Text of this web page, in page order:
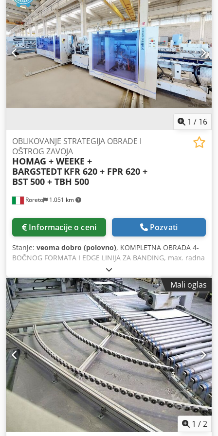
mm Broj stanica: 2 DETALJI MAŠINE Sistem upravljanja:
WINDOWS OPREMA CE oznaka Stanica za slaganje ploča
Stanica za iznošenje Sistemske vakuum čašice Vakuum
pumpa Mašina se prodaje i isporučuje u svom faktičkom i
pravnom stanju ("viđeno-kupljeno") na osnovu foto
dokumentacije i tehničke/komercijalne dokumentacije sa
opisnim karakterom. Kupac ima pravo da izvrši inspekciju
robe pre preuzimanja i preuzima odgovornost za
instalaciju, obezbeđenje i korišćenje mašine na odredištu.
1 / 16
Roreto 1.051 km
OBLIKOVANJE STRATEGIJA OBRADE I
OŠTROG ZAVOJA
HOMAG + WEEKE +
BARGSTEDT KFR 620 + FPR 620 +
BST 500 + TBH 500
Informacije o ceni Pozvati
Stanje: veoma dobro (polovno), KOMPLETNA OBRADA 4-
BOČNOG FORMATA I EDGE LINIJA ZA BANDING, max. radna
širina mm 2500, opremljena sistemom za automatsko
učitavanje i slaganje, koji se sastoji od sledećih mašina:
X04004A) Utovar gantrija (sa 2 utovarne stanice)
"BARGSTEDT" TBH 500/D/30/14 X04004B) Swivel piece
device (90° LONGITUDINAL-TRANSVERSE.) "HOMAG" Mod.
TDR31/25/12 X04004C) Odsečena testera (razdelnik)
"HOMAG" modela FPR620/04/15/PS/LQ (za gotov rez)
X04004D) Stanica razdvajanja "BARGSTEDT" X04004E)
Dvostrani format i mašina za ivicu "HOMAG" modela KFR
620/19/QA/25 X04004F) 1° mašine za bušenje "WEEKE" Mod
BST 500 D X04004G) 2° mašine za bušenje "WEEKE" Mod
BST 500 D Dodpfxslikvhs Aagjkr X04004H) Swivel piece
device (90° POPREČNO-LONGITUDINAL) "HOMAG" mod.
TDR 51.25.2012. X04004I) Motorizovani transfer kaiša
"HOMAG" TR 10.70.2012. X04004L) Odsečena testera
(razdelnik) "HOMAG" modela FPR620/04/15/PS/LQ (za
završeno rez) X04004M) Destacking gantry (sa 2 istovarne
Mali oglas
1 /2